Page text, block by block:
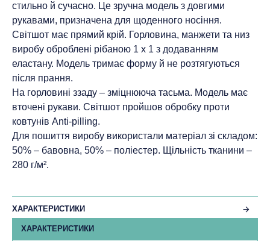
стильно й сучасно. Це зручна модель з довгими
рукавами, призначена для щоденного носіння.
Світшот має прямий крій. Горловина, манжети та низ
виробу оброблені рібаною 1 х 1 з додаванням
еластану. Модель тримає форму й не розтягуються
після прання.
На горловині ззаду – зміцнююча тасьма. Модель має
вточені рукави. Світшот пройшов обробку проти
ковтунів Anti-pilling.
Для пошиття виробу використали матеріал зі складом:
50% – бавовна, 50% – поліестер. Щільність тканини –
280 г/м².
ХАРАКТЕРИСТИКИ
ХАРАКТЕРИСТИКИ